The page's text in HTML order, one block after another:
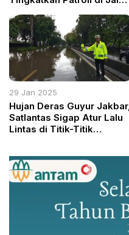
Cegah Tindakan Ilegal
29 Jan 2025
Hujan Deras Guyur Jakbar,
Satlantas Sigap Atur Lalu
Lintas di Titik-Titik